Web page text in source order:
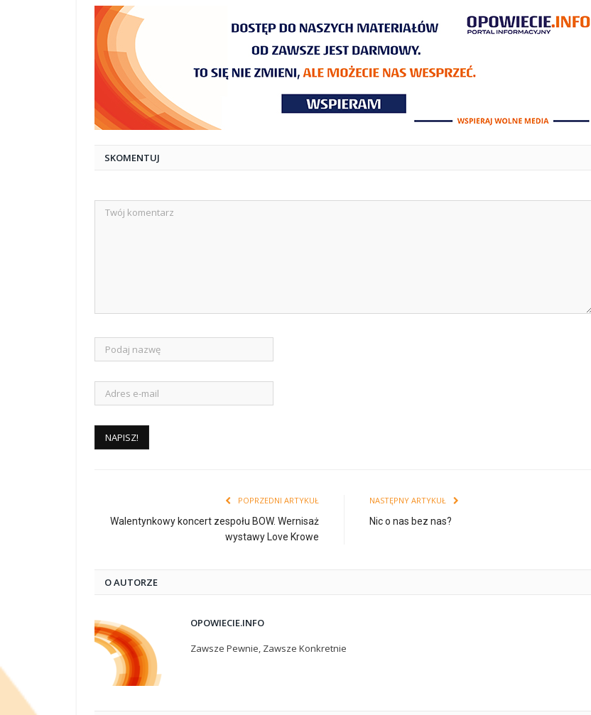
SKOMENTUJ
POPRZEDNI ARTYKUŁ
Walentynkowy koncert zespołu BOW. Wernisaż
wystawy Love Krowe
NASTĘPNY ARTYKUŁ
Nic o nas bez nas?
O AUTORZE
OPOWIECIE.INFO
Zawsze Pewnie, Zawsze Konkretnie